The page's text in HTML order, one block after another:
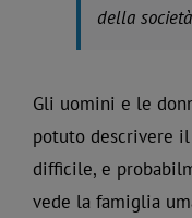
della
Gli uomini e le
potuto descrivere
difficile, e
vede la famiglia